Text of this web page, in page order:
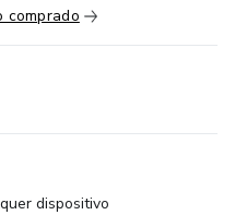
comprado
dispositivo